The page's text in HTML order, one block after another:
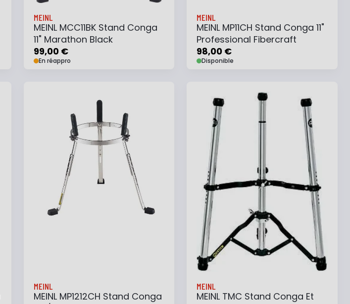
MEINL
MEINL MCC11BK Stand Conga
11" Marathon Black
99,00 €
En réappro
Ajouter au panier
Ajouter à ma liste
MEINL
MEINL MP11CH Stand Conga 11"
Professional Fibercraft
98,00 €
Disponible
Ajouter au panier
Ajouter à ma liste
MEINL
MEINL MP1212CH Stand Conga
MEINL
MEINL TMC Stand Conga Et